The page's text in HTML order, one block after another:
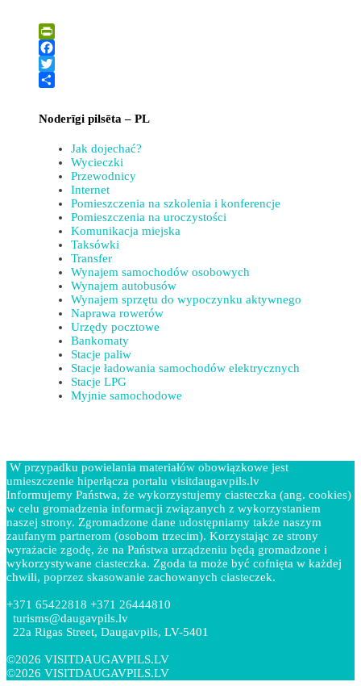
PrintFriendly
Facebook
Twitter
Noderīgi pilsēta – PL
Jak dojechać?
Wycieczki
Przewodnicy
Internet
Pomieszczenia na szkolenia i konferencje
Pomieszczenia na uroczystości
Komunikacja miejska
Taksówki
Transfer
Wynajem samochodów osobowych
Wynajem autobusów
Wynajem sprzętu do wypoczynku aktywnego
Naprawa rowerów
Urzędy pocztowe
Bankomaty
Stacje paliw
Stacje ładowania samochodów elektrycznych
Stacje LPG
Myjnie samochodowe
W przypadku powielania materiałów obowiązkowe jest
umieszczenie hiperłącza portalu visitdaugavpils.lv
Informujemy Państwa, że wykorzystujemy ciasteczka (ang. cookies)
w celu gromadzenia informacji związanych z wykorzystaniem
naszej strony. Zgromadzone dane udostępniamy także naszym
zaufanym partnerom (osobom trzecim). Korzystając ze strony
wyrażacie zgodę, że na Państwa urządzeniu będą gromadzone i
wykorzystywane ciasteczka. Zgoda ta może być cofnięta w każdej
chwili, poprzez skasowanie zachowanych ciasteczek.
+371 65422818 +371 26444810
turisms@daugavpils.lv
22a Rigas Street, Daugavpils, LV-5401
©2026 VISITDAUGAVPILS.LV
©2026 VISITDAUGAVPILS.LV